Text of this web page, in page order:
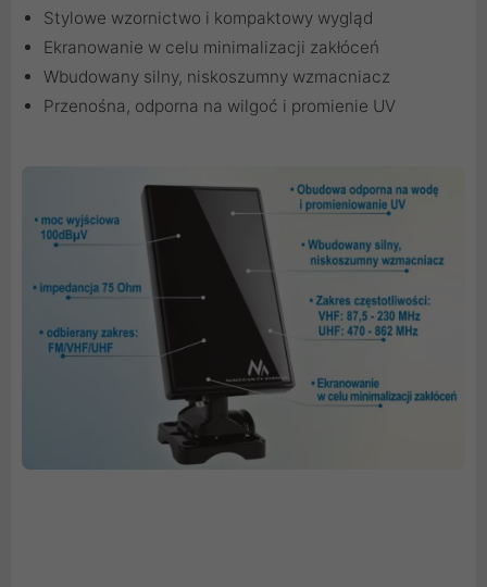
Stylowe wzornictwo i kompaktowy wygląd
Ekranowanie w celu minimalizacji zakłóceń
Wbudowany silny, niskoszumny wzmacniacz
Przenośna, odporna na wilgoć i promienie UV